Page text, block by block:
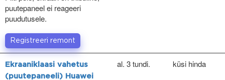
puutepaneel ei reageeri
puudutusele.
Registreeri remont
Ekraaniklaasi vahetus
(puutepaneeli) Huawei
al. 3 tundi. küsi hinda